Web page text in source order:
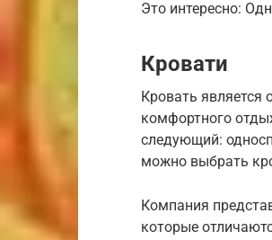
Это интересно:
Кровати
Кровать
комфортного
следующий:
можно выбрать
Компания
которые